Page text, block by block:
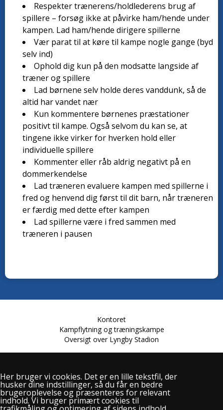
Respekter trænerens/holdlederens brug af
spillere – forsøg ikke at påvirke ham/hende under
kampen. Lad ham/hende dirigere spillerne
Vær parat til at køre til kampe nogle gange (byd
selv ind)
Ophold dig kun på den modsatte langside af
træner og spillere
Lad børnene selv holde deres vanddunk, så de
altid har vandet nær
Kun kommentere børnenes præstationer
positivt til kampe. Også selvom du kan se, at
tingene ikke virker for hverken hold eller
individuelle spillere
Kommenter eller råb aldrig negativt på en
dommerkendelse
Lad træneren evaluere kampen med spillerne i
fred og henvend dig først til dit barn, når træneren
er færdig med dette efter kampen
Lad spillerne være i fred sammen med
træneren i pausen
Kontoret
Kampflytning og træningskampe
Oversigt over Lyngby Stadion
Lundtoftevej 61
2800 Kgs. Lyngby
Telefon: 2228 1921
Her bruger vi cookies. Det er en lille tekstfil, der
husker dine indstillinger, så du får en bedre
brugeroplevelse og præsenteres for relevant
indhold. Vi bruger primært cookies til